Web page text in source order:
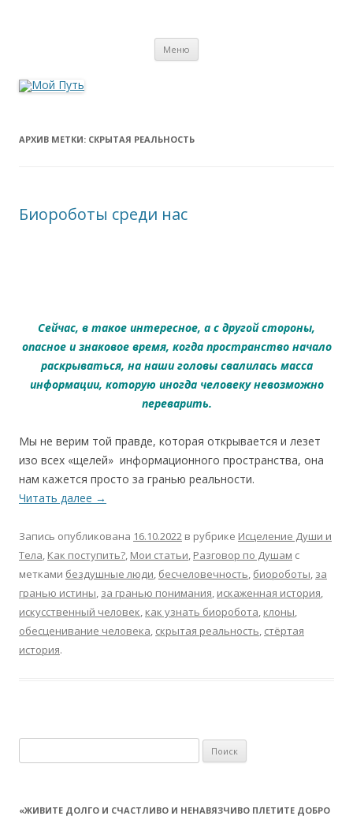
Меню
АРХИВ МЕТКИ: СКРЫТАЯ РЕАЛЬНОСТЬ
Биороботы среди нас
Сейчас, в такое интересное, а с другой стороны,
опасное и знаковое время, когда пространство начало
раскрываться, на наши головы свалилась масса
информации, которую иногда человеку невозможно
переварить.
Мы не верим той правде, которая открывается и лезет
изо всех «щелей» информационного пространства, она
нам кажется просто за гранью реальности.
Читать далее →
Запись опубликована 16.10.2022 в рубрике Исцеление Души и
Тела, Как поступить?, Мои статьи, Разговор по Душам с
метками бездушные люди, бесчеловечность, биороботы, за
гранью истины, за гранью понимания, искаженная история,
искусственный человек, как узнать биоробота, клоны,
обесценивание человека, скрытая реальность, стёртая
история.
«ЖИВИТЕ ДОЛГО И СЧАСТЛИВО И НЕНАВЯЗЧИВО ПЛЕТИТЕ ДОБРО